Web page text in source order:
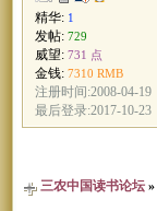
精华: 1
发帖: 729
威望: 731 点
金钱: 7310 RMB
注册时间:2008-04-19
最后登录:2017-10-23
三农中国读书论坛 »